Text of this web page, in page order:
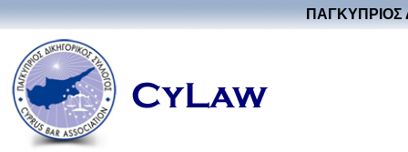
ΠΑΓΚΥΠΡΙΟΣ